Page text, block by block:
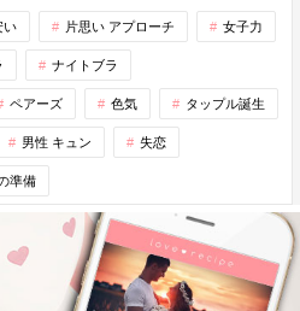
い 片思い アプローチ 女子力
ナイトブラ
ペアーズ 色気 タップル誕生
男性 キュン 失恋
準備